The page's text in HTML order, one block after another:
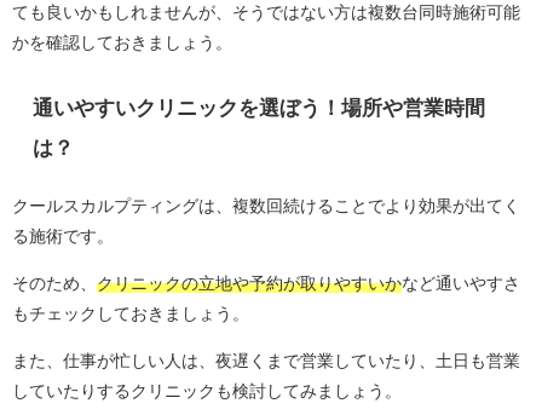
ても良いかもしれませんが、そうではない方は複数台同時施術可能
かを確認しておきましょう。
通いやすいクリニックを選ぼう！場所や営業時間
は？
クールスカルプティングは、複数回続けることでより効果が出てく
る施術です。
そのため、 クリニックの立地や予約が取りやすいかなど通いやすさ
もチェックしておきましょう。
また、仕事が忙しい人は、夜遅くまで営業していたり、土日も営業
していたりするクリニックも検討してみましょう。